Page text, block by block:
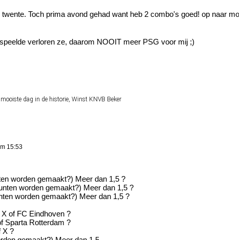
Toch prima avond gehad want heb 2 combo's goed! op naar
verloren ze, daarom NOOIT meer PSG voor mij ;)
dag in de historie, Winst KNVB Beker
15:53
worden gemaakt?) Meer dan 1,5 ?
worden gemaakt?) Meer dan 1,5 ?
worden gemaakt?) Meer dan 1,5 ?
of FC Eindhoven ?
Sparta Rotterdam ?
X ?